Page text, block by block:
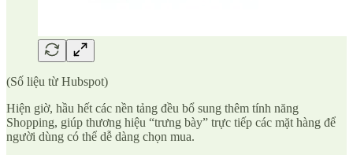
(Số liệu từ Hubspot)
Hiện giờ, hầu hết các nền tảng đều bổ sung thêm tính năng
Shopping, giúp thương hiệu “trưng bày” trực tiếp các mặt hàng để
người dùng có thể dễ dàng chọn mua.